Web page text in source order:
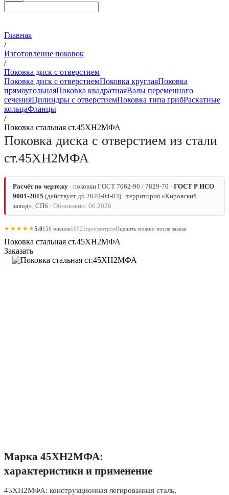
Главная
/
Изготовление поковок
/
Поковка диск с отверстием
Поковка диск с отверстиемПоковка круглаяПоковка
прямоугольнаяПоковка квадратнаяВалы переменного
сеченияЦилиндры с отверстиемПоковка типа грибРаскатные
кольцаФланцы
/
Поковка стальная ст.45ХН2МФА
Поковка диска с отверстием из стали
ст.45ХН2МФА
Расчёт по чертежу · поковки ГОСТ 7062-90 / 7829-70 · ГОСТ Р ИСО
9001-2015 (действует до 2028-04-03) · территория «Кировский
завод», СПб · Обновлено: 06.2026
★★★★★5.0156 оценок10021просмотровОценить можно после заказа
Поковка стальная ст.45ХН2МФА
Заказать
Марка 45ХН2МФА:
характеристики и применение
45ХН2МФА: конструкционная легированная сталь,